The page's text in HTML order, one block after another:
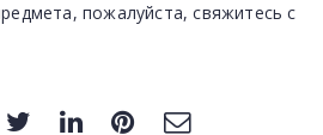
пожалуйста, свяжитесь с